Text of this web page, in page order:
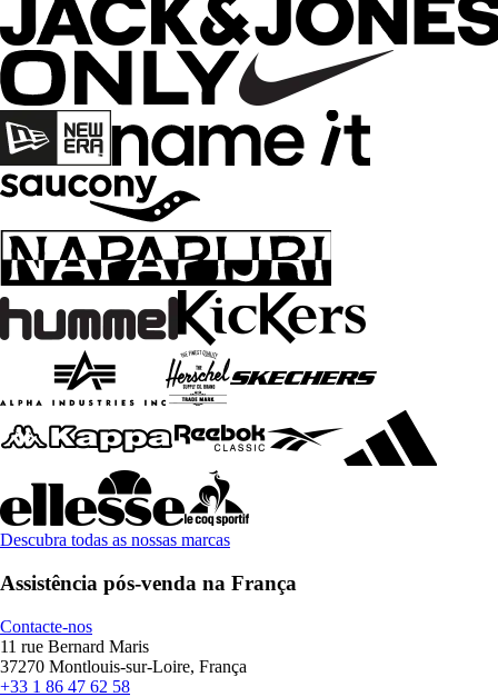
Descubra todas as nossas marcas
Assistência pós-venda na França
Contacte-nos
11 rue Bernard Maris
37270 Montlouis-sur-Loire, França
+33 1 86 47 62 58